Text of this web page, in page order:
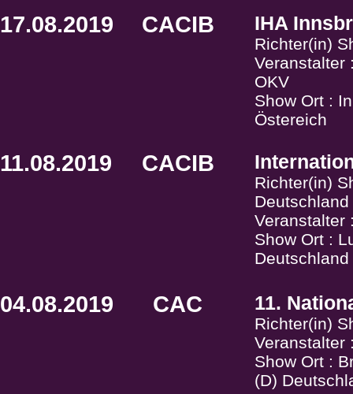
17.08.2019 CACIB IHA
Richter(in)
Veranstalter
OKV
Show Ort :
Östereich
11.08.2019 CACIB
Richter(in)
Deutschland
Veranstalter
Show Ort :
Deutschland
04.08.2019 CAC 11.
Richter(in)
Veranstalter
Show Ort :
(D)